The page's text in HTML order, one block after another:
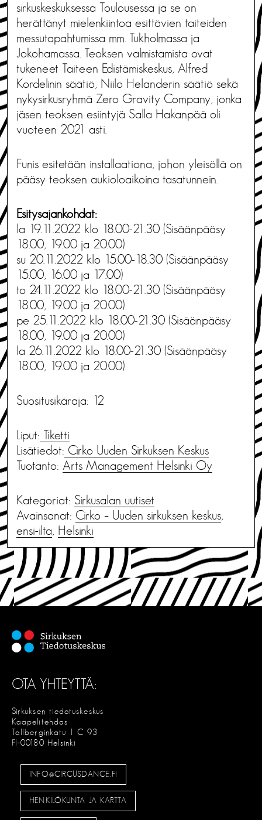
sirkuskeskuksessa Toulousessa ja se on
herättänyt mielenkiintoa esittävien taiteiden
messutapahtumissa mm. Tukholmassa ja
Jokohamassa. Teoksen valmistamista ovat
tukeneet Taiteen Edistämiskeskus, Alfred
Kordelinin säätiö, Niilo Helanderin säätiö sekä
nykysirkusryhmä Zero Gravity Company, jonka
jäsen teoksen esiintyjä Salla Hakanpää oli
vuoteen 2021 asti.
Funis esitetään installaationa, johon yleisöllä on
pääsy teoksen aukioloaikoina tasatunnein.
Esitysajankohdat:
la 19.11.2022 klo 18.00-21.30 (Sisäänpääsy
18.00, 19.00 ja 20.00)
su 20.11.2022 klo 15.00-18.30 (Sisäänpääsy
15.00, 16.00 ja 17.00)
to 24.11.2022 klo 18.00-21.30 (Sisäänpääsy
18.00, 19.00 ja 20.00)
pe 25.11.2022 klo 18.00-21.30 (Sisäänpääsy
18.00, 19.00 ja 20.00)
la 26.11.2022 klo 18.00-21.30 (Sisäänpääsy
18.00, 19.00 ja 20.00)
Suositusikäraja: 12
Liput: Tiketti
Lisätiedot: Cirko Uuden Sirkuksen Keskus
Tuotanto: Arts Management Helsinki Oy
Kategoriat: Sirkusalan uutiset
Avainsanat: Cirko – Uuden sirkuksen keskus,
ensi-ilta, Helsinki
OTA YHTEYTTÄ:
Sirkuksen tiedotuskeskus
Kaapelitehdas
Tallberginkatu 1 C 93
FI-00180 Helsinki
INFO@CIRCUSDANCE.FI
HENKILÖKUNTA JA KARTTA